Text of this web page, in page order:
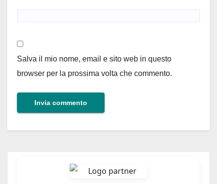
Salva il mio nome, email e sito web in questo
browser per la prossima volta che commento.